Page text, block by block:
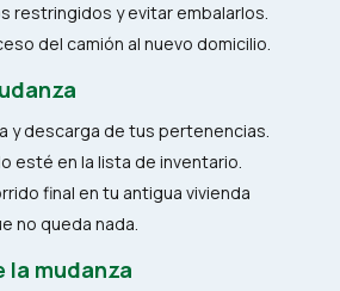
restringidos y evitar embalarlos.
del camión al nuevo domicilio.
y descarga de tus pertenencias.
esté en la lista de inventario.
final en tu antigua vivienda
no queda nada.
la mudanza